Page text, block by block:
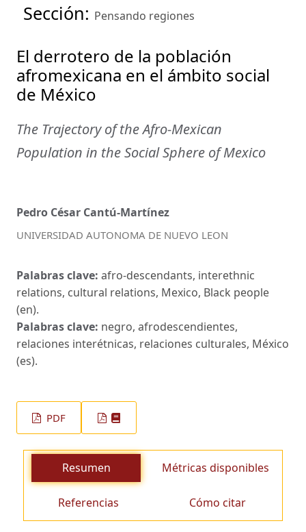
Sección: Pensando regiones
El derrotero de la población
afromexicana en el ámbito social
de México
The Trajectory of the Afro-Mexican
Population in the Social Sphere of Mexico
Pedro César Cantú-Martínez
UNIVERSIDAD AUTONOMA DE NUEVO LEON
Palabras clave: afro-descendants, interethnic
relations, cultural relations, Mexico, Black people
(en).
Palabras clave: negro, afrodescendientes,
relaciones interétnicas, relaciones culturales, México
(es).
PDF
Resumen Métricas disponibles
Referencias Cómo citar